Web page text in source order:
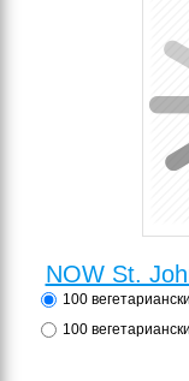
NOW St.
100
100